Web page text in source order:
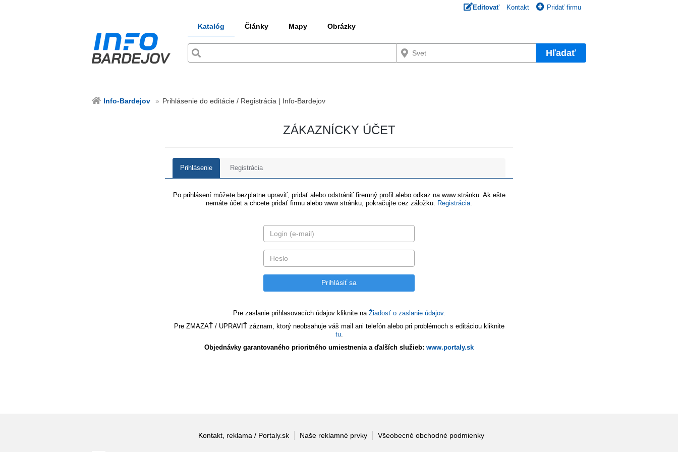
Editovať Kontakt Pridať firmu
Katalóg Články Mapy Obrázky
Hľadať
Info-Bardejov Prihlásenie do editácie / Registrácia | Info-Bardejov
ZÁKAZNÍCKY ÚČET
Prihlásenie Registrácia
Po prihlásení môžete bezplatne upraviť, pridať alebo odstrániť firemný profil alebo odkaz na www stránku. Ak ešte
nemáte účet a chcete pridať firmu alebo www stránku, pokračujte cez záložku.
Registrácia
Pre zaslanie prihlasovacích údajov kliknite na Žiadosť o zaslanie údajov.
Pre ZMAZAŤ / UPRAVIŤ záznam, ktorý neobsahuje váš mail ani telefón alebo pri problémoch s editáciou kliknite
tu.
Objednávky garantovaného prioritného umiestnenia a ďalších služieb: www.portaly.sk
Kontakt, reklama / Portaly.sk Naše reklamné prvky Všeobecné obchodné podmienky